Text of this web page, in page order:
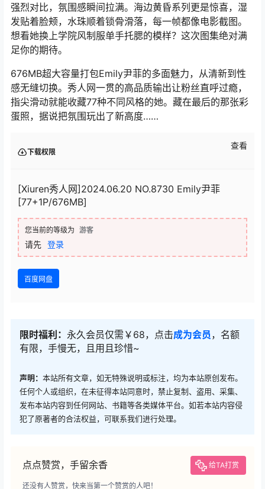
强烈对比，氛围感瞬间拉满。海边黄昏系列更是惊喜，湿
发贴着脸颊，水珠顺着锁骨滑落，每一帧都像电影截图。
想看她换上学院风制服单手托腮的模样？这次图集绝对满
足你的期待。
676MB超大容量打包Emily尹菲的多面魅力，从清新到性
感无缝切换。秀人网一贯的高品质输出让粉丝直呼过瘾，
指尖滑动就能收藏77种不同风格的她。藏在最后的那张彩
蛋照，据说把氛围玩出了新高度……
下载权限
查看
[Xiuren秀人网]2024.06.20 NO.8730 Emily尹菲
[77+1P/676MB]
您当前的等级为 游客
请先 登录
百度网盘
限时福利： 永久会员仅需￥68，点击成为会员 ，名额
有限，手慢无，且用且珍惜~
声明： 本站所有文章，如无特殊说明或标注，均为本站原创发布。
任何个人或组织，在未征得本站同意时，禁止复制、盗用、采集、
发布本站内容到任何网站、书籍等各类媒体平台。如若本站内容侵
犯了原著者的合法权益，可联系我们进行处理。
点点赞赏，手留余香 给TA打赏
还没有人赞赏，快来当第一个赞赏的人吧！